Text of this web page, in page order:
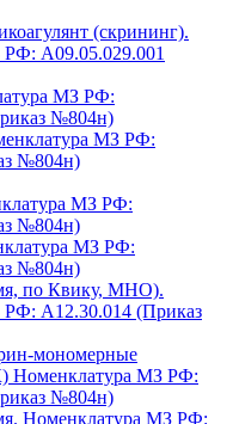
(скрининг).
A09.05.029.001
МЗ РФ:
№804н)
МЗ РФ:
№804н)
МЗ РФ:
№804н)
МЗ РФ:
№804н)
по Квику, МНО).
A12.30.014 (Приказ
мономерные
Номенклатура МЗ РФ:
№804н)
Номенклатура МЗ РФ: